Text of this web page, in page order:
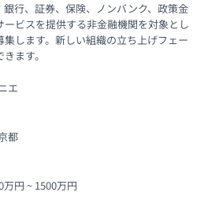
行、証券、保険、ノンバンク、政策金
ービスを提供する非金融機関を対象とし
します。新しい組織の立ち上げフェー
ます。
エ
都
万円 ~ 1500万円